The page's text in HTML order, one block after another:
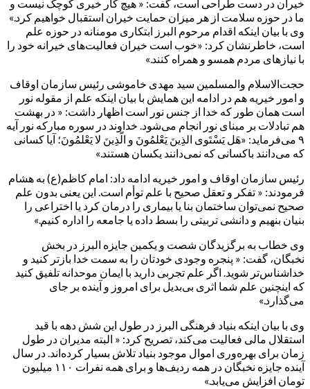
خیران در دست طراحی است، گفت: « هیچ کار خیری کوچک نیست و
ما در حوزه سلامت از هر میزان حمایت خیران استقبال خواهیم کرد.»
وی با بیان اینکه اقدام مرحوم البرز ابتکاری مومنانه در حوزه علم
است، خاطرنشان کرد: «خوب است خیران فعالیت‌های خیرانه خود را
با نیازهای مردم همسو و همراه کنند.»
حجت‌الاسلام والمسلمین سید مهدی خاموشی رئیس سازمان اوقاف
و امور خیریه هم در ادامه این همایش با بیان اینکه علم از مقوله نور
است همان طور که خدا از جنس نور است اظهار داشت: « در بهشت
هم تبادلات بر مبنای نور انجام می‌شود. خداوند در سوره مبارکه نور آیه
۹ می‌فرماید: «هَل یَسْتَوی الذِینَ یَعْلمُونَ و الّذِینَ لا یَعْلمُونَ؛ آیا کسانى
که مى‌دانند باکسانى که نمى‌دانند یکسان هستند.»
رئیس سازمان اوقاف و امور خیریه ادامه داد: امام کاظم(ع) به هشام
فرمودند: « تفکر و تعقل صحیح با علم توأم است. این یعنی بدون علم
صحیح نمی‌توان ساختمان بنا یا بیماری را درمان کرد یا اختراعی را
بنیان بنهیم و دانشی تربیتی را بسط داده یا جامعه را اداره کنیم.»
وی خطاب به برگزیدگان شصت و یکمین جایزه البرز در بخش
نخبگان، گفت: « پنجره وجودی خودتان را به سمت خدا بازتر کنید و
خداشناس‌تر شوید. اگر علم تجربی دارید با ایمان موحدانه تلفیق کنید
که اینچنین علم شما اثری بی‌بدیل برای امروز و آینده بر جای
می‌گذارد.»
وی با بیان اینکه بنیاد فرهنگی البرز در طول این شش دهه با قید
استقلال مالی فعالیت می‌کند، تصریح کرد: « البته مدیران در طول
زمان برای بهره‌وری اموال موجود بنیاد تلاش بسیار کرده‌اند. در سال
آینده جایزه نخبگان در همه ردیف‌ها و برای همه نفرات ۱۱۰ میلیون
تومان افزایش می‌یابد.»